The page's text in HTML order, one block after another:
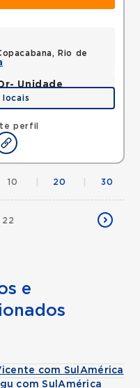
perfil
Rio de
Unidade
Rio de Janeiro,
locais
22
10 20 30
e
com SulAmérica
com SulAmérica